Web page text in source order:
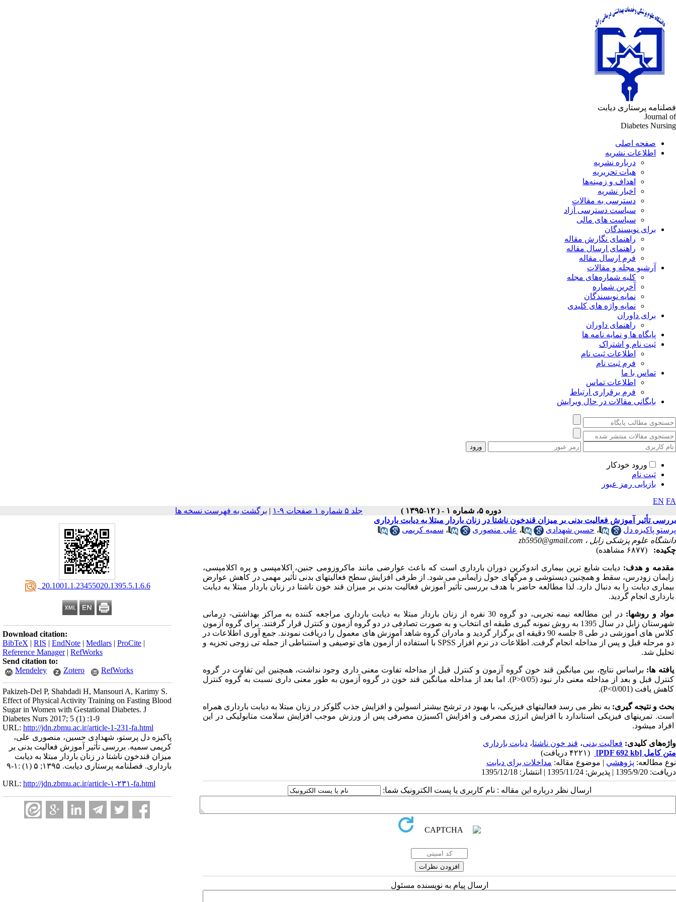
فصلنامه پرستاری دیابت
Journal of
Diabetes Nursing
صفحه اصلی
اطلاعات نشریه
درباره نشریه
هیات تحریریه
اهداف و زمینه‌ها
اخبار نشریه
دسترسی به مقالات
سیاست دسترسی آزاد
سیاست های مالی
برای نویسندگان
راهنمای نگارش مقاله
راهنمای ارسال مقاله
فرم ارسال مقاله
آرشیو مجله و مقالات
کلیه شماره‌های مجله
آخرین شماره
نمایه نویسندگان
نمایه واژه های کلیدی
برای داوران
راهنمای داوران
پایگاه ها و نمایه نامه ها
ثبت نام و اشتراک
اطلاعات ثبت نام
فرم ثبت نام
تماس با ما
اطلاعات تماس
فرم برقراری ارتباط
بایگانی مقالات در حال ویرایش
ورود خودکار
ثبت نام
بازیابی رمز عبور
EN FA
دوره ۵، شماره ۱ - ( ۱۲-۱۳۹۵ )
جلد ۵ شماره ۱ صفحات ۹-۱ | برگشت به فهرست نسخه ها
‎ 20.1001.1.23455020.1395.5.1.6.6
Download citation:
BibTeX | RIS | EndNote | Medlars | ProCite |
Reference Manager| RefWorks
Send citation to:
Mendeley
Zotero RefWorks
Pakizeh-Del P, Shahdadi H, Mansouri A, Karimy S.
Effect of Physical Activity Training on Fasting Blood
Sugar in Women with Gestational Diabetes. J
Diabetes Nurs 2017; 5 (1) :1-9
URL: http://jdn.zbmu.ac.ir/article-1-231-fa.html
پاکیزه دل پرستو، شهدادی حسین، منصوری علی،
کریمی سمیه. بررسی تأثیر آموزش فعالیت بدنی بر
میزان قندخون ناشتا در زنان باردار مبتلا به دیابت
بارداری. فصلنامه پرستاری دیابت. ۱۳۹۵; ۵ (۱) :۱-۹
URL: http://jdn.zbmu.ac.ir/article-۱-۲۳۱-fa.html
بررسی تأثیر آموزش فعالیت بدنی بر میزان قندخون ناشتا در زنان باردار مبتلا به دیابت بارداری
پرستو پاکیزه دل
، حسین شهدادی ، علی منصوری ، سمیه کریمی
دانشگاه علوم پزشکی زابل ، zb5950@gmail.com
چکیده:
(۶۸۷۷ مشاهده)
مقدمه و هدف: دیابت شایع ترین بیماری اندوکرین دوران بارداری است که باعث عوارضی مانند ماکروزومی جنین، اکلامپسی و پره اکلامپسی،
زایمان زودرس، سقط و همچنین دیستوشی و مرگ­های حول زایمانی می شود. از طرفی افزایش سطح فعالیت­های بدنی تأثیر مهمی در کاهش عوارض
بیماری دیابت را به دنبال دارد. لذا مطالعه حاضر با هدف بررسی تأثیر آموزش فعالیت بدنی بر میزان قند خون ناشتا در زنان باردار مبتلا به دیابت
بارداری انجام گردید.
مواد و روش­ها:
در این مطالعه نیمه تجربی، دو گروه 30 نفره از زنان باردار مبتلا به دیابت بارداری مراجعه کننده به مراکز بهداشتی- درمانی
شهرستان زابل در سال 1395 به روش نمونه گیری طبقه ای انتخاب و به صورت تصادفی در دو گروه آزمون و کنترل قرار گرفتند
. برای گروه آزمون
کلاس های آموزشی در طی 8 جلسه 90 دقیقه ای برگزار گردید و مادران گروه شاهد آموزش های معمول را دریافت نمودند. جمع آوری اطلاعات در
دو مرحله قبل و پس از مداخله انجام گرفت. اطلاعات در نرم افزار SPSS با استفاده از آزمون های توصیفی و استنباطی از جمله تی زوجی تجزیه و
تحلیل شد.
یافته ها: براساس نتایج، بین میانگین قند خون گروه آزمون و کنترل قبل از مداخله تفاوت معنی داری وجود نداشت، همچنین این تفاوت در گروه
کنترل قبل و بعد از مداخله معنی دار نبود (P>0/05). اما بعد از مداخله میانگین قند خون در گروه آزمون به طور معنی داری نسبت به گروه کنترل
کاهش یافت (P<0/001
).
بحث و نتیجه گیری: به نظر می رسد فعالیت­های فیزیکی، با بهبود در ترشح بیشتر انسولین و افزایش جذب گلوکز در زنان مبتلا به دیابت بارداری همراه
است. تمرین­های فیزیکی استاندارد با افزایش انرژی مصرفی و افزایش اکسیژن مصرفی پس از ورزش موجب افزایش سلامت متابولیکی در این
افراد می­شود.
واژه‌های کلیدی: فعالیت بدنی، قند خون ناشتا، دیابت بارداری
متن کامل [PDF 692 kb]
(۴۲۲۱ دریافت)
نوع مطالعه: پژوهشي | موضوع مقاله: مداخلات برای دیابت
دریافت: 1395/9/20 | پذیرش: 1395/11/24 | انتشار: 1395/12/18
ارسال نظر درباره این مقاله : نام کاربری یا پست الکترونیک شما:
ارسال پیام به نویسنده مسئول